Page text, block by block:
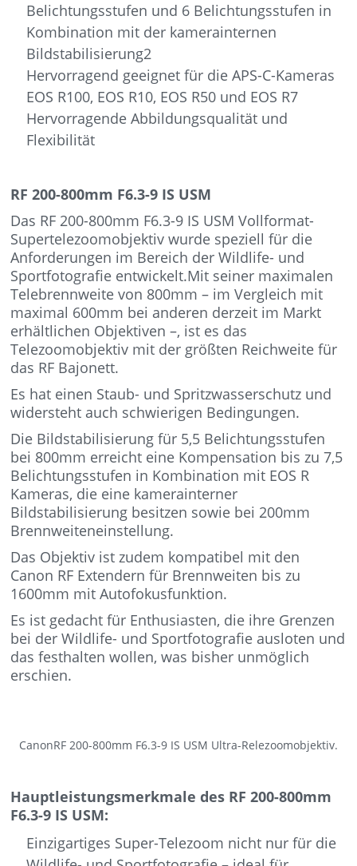
Belichtungsstufen und 6 Belichtungsstufen in
Kombination mit der kamerainternen
Bildstabilisierung2
Hervorragend geeignet für die APS-C-Kameras
EOS R100, EOS R10, EOS R50 und EOS R7
Hervorragende Abbildungsqualität und
Flexibilität
RF 200-800mm F6.3-9 IS USM
Das RF 200-800mm F6.3-9 IS USM Vollformat-
Supertelezoomobjektiv wurde speziell für die
Anforderungen im Bereich der Wildlife- und
Sportfotografie entwickelt.Mit seiner maximalen
Telebrennweite von 800mm – im Vergleich mit
maximal 600mm bei anderen derzeit im Markt
erhältlichen Objektiven –, ist es das
Telezoomobjektiv mit der größten Reichweite für
das RF Bajonett.
Es hat einen Staub- und Spritzwasserschutz und
widersteht auch schwierigen Bedingungen.
Die Bildstabilisierung für 5,5 Belichtungsstufen
bei 800mm erreicht eine Kompensation bis zu 7,5
Belichtungsstufen in Kombination mit EOS R
Kameras, die eine kamerainterner
Bildstabilisierung besitzen sowie bei 200mm
Brennweiteneinstellung.
Das Objektiv ist zudem kompatibel mit den
Canon RF Extendern für Brennweiten bis zu
1600mm mit Autofokusfunktion.
Es ist gedacht für Enthusiasten, die ihre Grenzen
bei der Wildlife- und Sportfotografie ausloten und
das festhalten wollen, was bisher unmöglich
erschien.
CanonRF 200-800mm F6.3-9 IS USM Ultra-Relezoomobjektiv.
Hauptleistungsmerkmale des RF 200-800mm
F6.3-9 IS USM:
Einzigartiges Super-Telezoom nicht nur für die